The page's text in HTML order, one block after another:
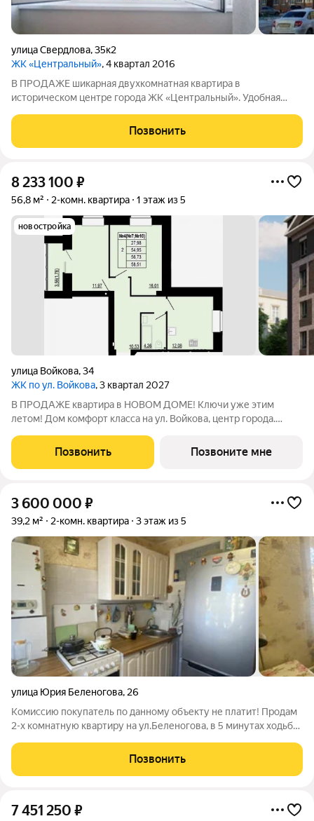
улица Свердлова,35к2
ЖК «Центральный», 4 квартал 2016
В ПРОДАЖЕ шикарная двухкомнатная квартира в
историческом центре города ЖК «Центральный». Удобная
выходят на восток-запад, в квартире много естественного
света. Не угловая, теплая. В квартире
Позвонить
8 233 100 ₽
56,8 м² 2-комн. квартира 1 этаж из 5
новостройка
улица Войкова,34
ЖК по ул. Войкова, 3 квартал 2027
В ПРОДАЖЕ квартира в НОВОМ ДОМЕ! Ключи уже этим
летом! Дом комфорт класса на ул. Войкова, центр города.
ипотека на льготных условиях. Дом из керамического кирпича
5 этажей, 15 квартир, 3
Позвонить Позвоните мне
3 600 000 ₽
39,2 м² 2-комн. квартира 3 этаж из 5
улица Юрия Беленогова, 26
Комиссию покупатель по данному объекту не платит! Пpoдам
2-х комнатную квартиру на ул.Беленогова, в 5 минутах ходьбы
Кoмнaта с выxoдoм на застекленный балкон. Прихожая
квадратная. Санузeл
Позвонить
7 451 250 ₽